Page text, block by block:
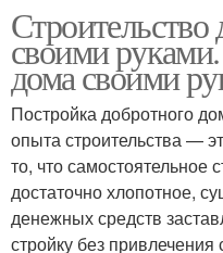
Строительство
своими
дома своими
Постройка добротного
опыта строительства —
то, что самостоятельное
достаточно хлопотное,
денежных средств
стройку без